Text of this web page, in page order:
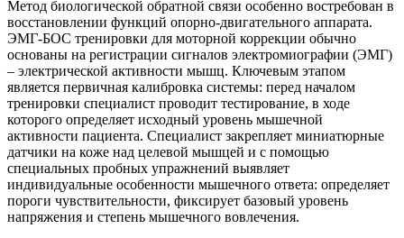
Метод биологической обратной связи особенно востребован в
восстановлении функций опорно-двигательного аппарата.
ЭМГ-БОС тренировки для моторной коррекции обычно
основаны на регистрации сигналов электромиографии (ЭМГ)
– электрической активности мышц. Ключевым этапом
является первичная калибровка системы: перед началом
тренировки специалист проводит тестирование, в ходе
которого определяет исходный уровень мышечной
активности пациента. Специалист закрепляет миниатюрные
датчики на коже над целевой мышцей и с помощью
специальных пробных упражнений выявляет
индивидуальные особенности мышечного ответа: определяет
пороги чувствительности, фиксирует базовый уровень
напряжения и степень мышечного вовлечения.